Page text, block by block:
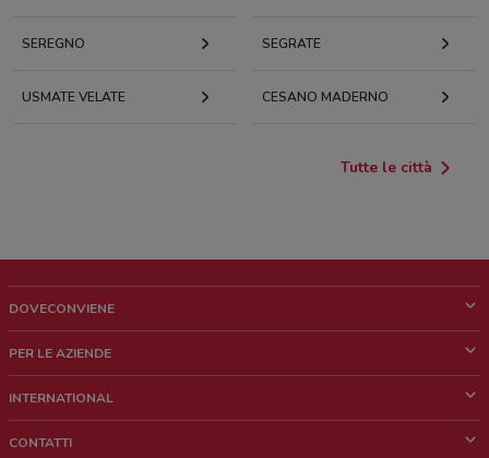
SEREGNO SEGRATE
USMATE VELATE CESANO MADERNO
Tutte le città
DOVECONVIENE
Chi siamo
Lavora con noi
PER LE AZIENDE
Richieste commerciali e marketing
INTERNATIONAL
CONTATTI